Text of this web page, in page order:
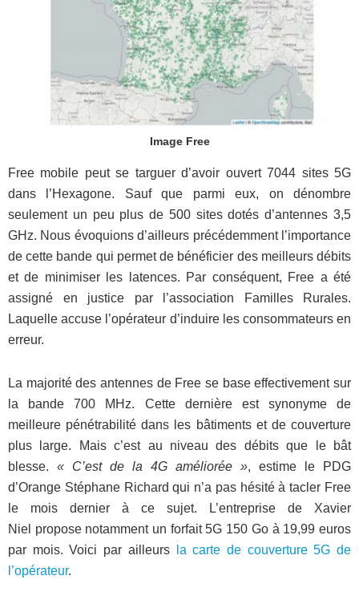
Image Free
Free mobile peut se targuer d’avoir ouvert 7044 sites 5G
dans l’Hexagone. Sauf que parmi eux, on dénombre
seulement un peu plus de 500 sites dotés d’antennes 3,5
GHz. Nous évoquions d’ailleurs précédemment l’importance
de cette bande qui permet de bénéficier des meilleurs débits
et de minimiser les latences. Par conséquent, Free a été
assigné en justice par l’association Familles Rurales.
Laquelle accuse l’opérateur d’induire les consommateurs en
erreur.
La majorité des antennes de Free se base effectivement sur
la bande 700 MHz. Cette dernière est synonyme de
meilleure pénétrabilité dans les bâtiments et de couverture
plus large. Mais c’est au niveau des débits que le bât
blesse. « C’est de la 4G améliorée », estime le PDG
d’Orange Stéphane Richard qui n’a pas hésité à tacler Free
le mois dernier à ce sujet. L’entreprise de Xavier
Niel propose notamment un forfait 5G 150 Go à 19,99 euros
par mois. Voici par ailleurs
la carte de couverture 5G de
l’opérateur.